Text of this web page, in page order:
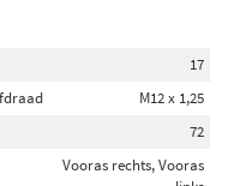
17
M12 x 1,25
72
Vooras rechts, Vooras